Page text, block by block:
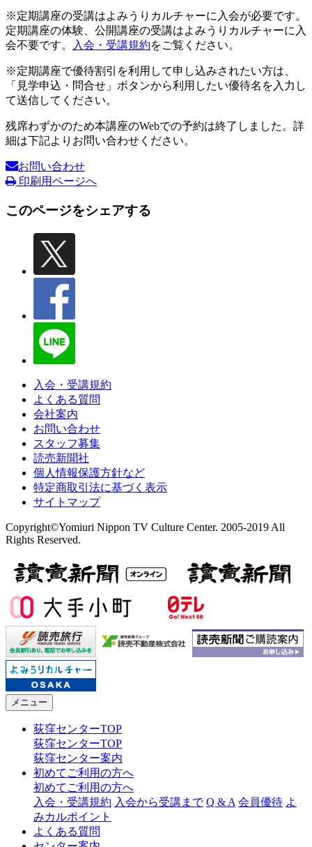
※定期講座の受講はよみうりカルチャーに入会が必要です。
定期講座の体験、公開講座の受講はよみうりカルチャーに入
会不要です。
入会・受講規約をご覧ください。
※定期講座で優待割引を利用して申し込みされたい方は、
「見学申込・問合せ」ボタンから利用したい優待名を入力し
て送信してください。
残席わずかのため本講座のWebでの予約は終了しました。詳
細は下記よりお問い合わせください。
お問い合わせ
印刷用ページへ
このページをシェアする
入会・受講規約
よくある質問
会社案内
お問い合わせ
スタッフ募集
読売新聞社
個人情報保護方針など
特定商取引法に基づく表示
サイトマップ
Copyright©Yomiuri Nippon TV Culture Center. 2005-2019 All
Rights Reserved.
メニュー
荻窪センターTOP
荻窪センターTOP
荻窪センター案内
初めてご利用の方へ
初めてご利用の方へ
入会・受講規約 入会から受講まで Q & A 会員優待 よ
みカルポイント
よくある質問